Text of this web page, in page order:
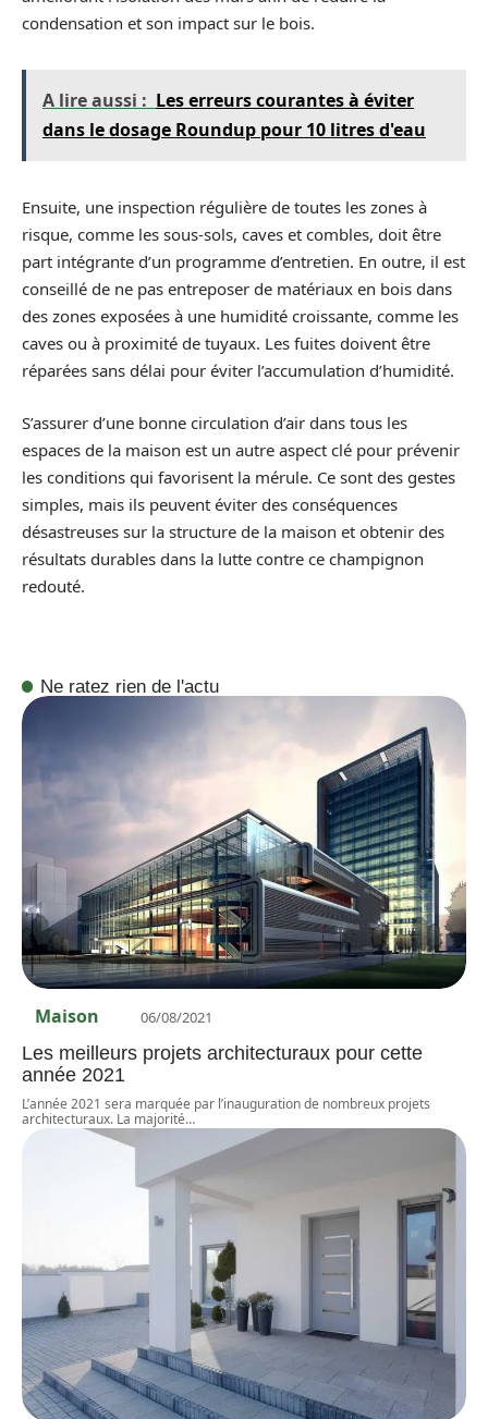
condensation et son impact sur le bois.
A lire aussi : Les erreurs courantes à éviter
dans le dosage Roundup pour 10 litres d'eau
Ensuite, une inspection régulière de toutes les zones à
risque, comme les sous-sols, caves et combles, doit être
part intégrante d’un programme d’entretien. En outre, il est
conseillé de ne pas entreposer de matériaux en bois dans
des zones exposées à une humidité croissante, comme les
caves ou à proximité de tuyaux. Les fuites doivent être
réparées sans délai pour éviter l’accumulation d’humidité.
S’assurer d’une bonne circulation d’air dans tous les
espaces de la maison est un autre aspect clé pour prévenir
les conditions qui favorisent la mérule. Ce sont des gestes
simples, mais ils peuvent éviter des conséquences
désastreuses sur la structure de la maison et obtenir des
résultats durables dans la lutte contre ce champignon
redouté.
Ne ratez rien de l'actu
Maison 06/08/2021
Les meilleurs projets architecturaux pour cette
année 2021
L’année 2021 sera marquée par l’inauguration de nombreux projets
architecturaux. La majorité…